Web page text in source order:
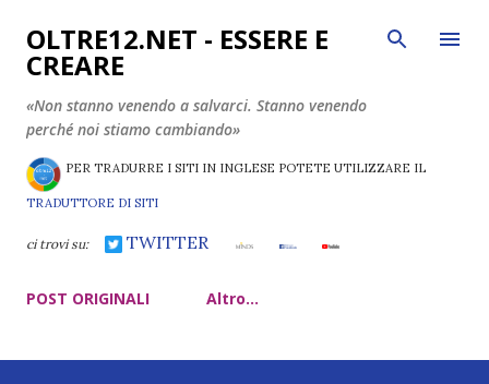
Passa ai contenuti principali
OLTRE12.NET - ESSERE E
CREARE
«Non stanno venendo a salvarci. Stanno venendo
perché noi stiamo cambiando»
PER TRADURRE I SITI IN INGLESE POTETE UTILIZZARE IL
TRADUTTORE DI SITI
ci trovi su: TWITTER
POST ORIGINALI Altro…